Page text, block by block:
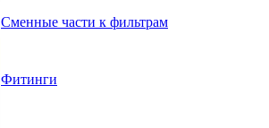
Сменные части к фильтрам
Фитинги